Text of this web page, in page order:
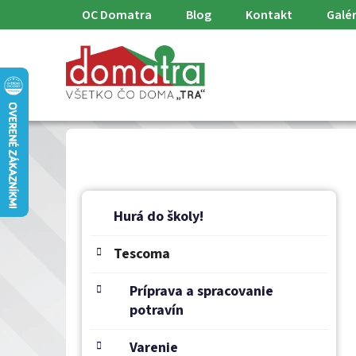
na
OC Domatra Blog Kontakt
B
Preskočiť
kategórie
K
Hurá do školy!
Tescoma
Príprava a spracovanie
potravín
Varenie